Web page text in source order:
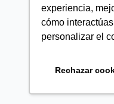
experiencia,
cómo
personalizar el
Rechazar